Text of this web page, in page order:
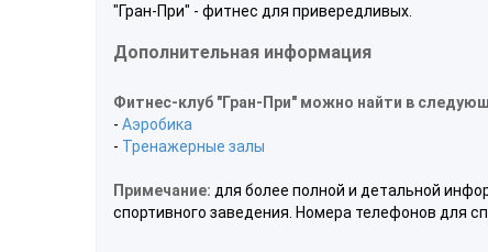
"Гран-При" - фитнес для привередливых.
Дополнительная информация
Фитнес-клуб "Гран-При" можно найти в
- Аэробика
- Тренажерные залы
Примечание: для более полной и детальной
спортивного заведения. Номера телефонов для